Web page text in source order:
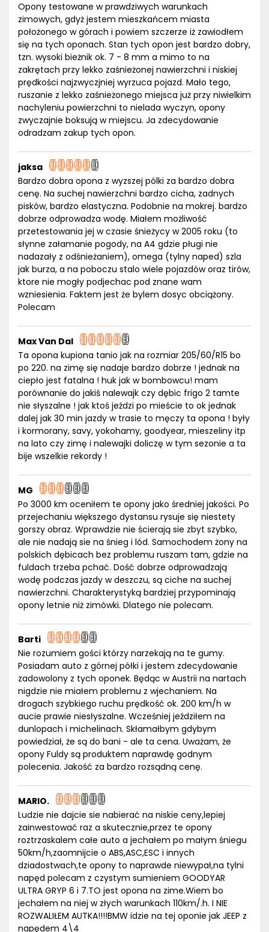
Opony testowane w prawdziwych warunkach
zimowych, gdyż jestem mieszkańcem miasta
położonego w górach i powiem szczerze iż zawiodłem
się na tych oponach. Stan tych opon jest bardzo dobry,
tzn. wysoki bieżnik ok. 7 - 8 mm a mimo to na
zakrętach przy lekko zaśnieżonej nawierzchni i niskiej
prędkości najzwyczjniej wyrzuca pojazd. Mało tego,
ruszanie z lekko zaśnieżonego miejsca już przy niwielkim
nachyleniu powierzchni to nielada wyczyn, opony
zwyczajnie boksują w miejscu. Ja zdecydowanie
odradzam zakup tych opon.
jaksa
Bardzo dobra opona z wyzszej pólki za bardzo dobra
cenę. Na suchej nawierzchni bardzo cicha, zadnych
pisków, bardzo elastyczna. Podobnie na mokrej. bardzo
dobrze odprowadza wodę. Miałem możliwość
przetestowania jej w czasie śnieżycy w 2005 roku (to
słynne załamanie pogody, na A4 gdzie pługi nie
nadazały z odśnieżaniem), omega (tylny naped) szla
jak burza, a na poboczu stalo wiele pojazdów oraz tirów,
ktore nie mogły podjechac pod znane wam
wzniesienia. Faktem jest że bylem dosyc obciążony.
Polecam
Max Van Dal
Ta opona kupiona tanio jak na rozmiar 205/60/R15 bo
po 220. na zimę się nadaje bardzo dobrze ! jednak na
ciepło jest fatalna ! huk jak w bombowcu! mam
porównanie do jakiś nalewajk czy dębic frigo 2 tamte
nie słyszalne ! jak ktoś jeździ po mieście to ok jednak
dalej jak 30 min jazdy w trasie to męczy ta opona ! były
i kormorany, savy, yokohamy, goodyear, mieszeliny itp
na lato czy zimę i nalewajki doliczę w tym sezonie a ta
bije wszelkie rekordy !
MG
Po 3000 km oceniłem te opony jako średniej jakości. Po
przejechaniu większego dystansu rysuje się niestety
gorszy obraz. Wprawdzie nie ścierają sie zbyt szybko,
ale nie nadają sie na śnieg i lód. Samochodem żony na
polskich dębicach bez problemu ruszam tam, gdzie na
fuldach trzeba pchać. Dość dobrze odprowadzają
wodę podczas jazdy w deszczu, są ciche na suchej
nawierzchni. Charakterystyką bardziej przypominają
opony letnie niż zimówki. Dlatego nie polecam.
Barti
Nie rozumiem gości którzy narzekają na te gumy.
Posiadam auto z górnej półki i jestem zdecydowanie
zadowolony z tych oponek. Będąc w Austrii na nartach
nigdzie nie miałem problemu z wjechaniem. Na
drogach szybkiego ruchu prędkość ok. 200 km/h w
aucie prawie niesłyszalne. Wcześniej jeździłem na
dunlopach i michelinach. Skłamałbym gdybym
powiedział, że są do bani - ale ta cena. Uważam, że
opony Fuldy są produktem naprawdę godnym
polecenia. Jakość za bardzo rozsądną cenę.
MARIO.
Ludzie nie dajcie sie nabierać na niskie ceny,lepiej
zainwestować raz a skutecznie,przez te opony
roztrzaskalem całe auto a jechałem po małym śniegu
50km/h,zaomnijcie o ABS,ASC,ESC i innych
dziadostwach,te opony to naprawde niewypał,na tylni
napęd polecam z czystym sumieniem GOODYAR
ULTRA GRYP 6 i 7.TO jest opona na zime.Wiem bo
jechałem na niej w złych warunkach 110km/.h. I NIE
ROZWALIŁEM AUTKA!!!!BMW idzie na tej oponie jak JEEP z
napędem 4\4